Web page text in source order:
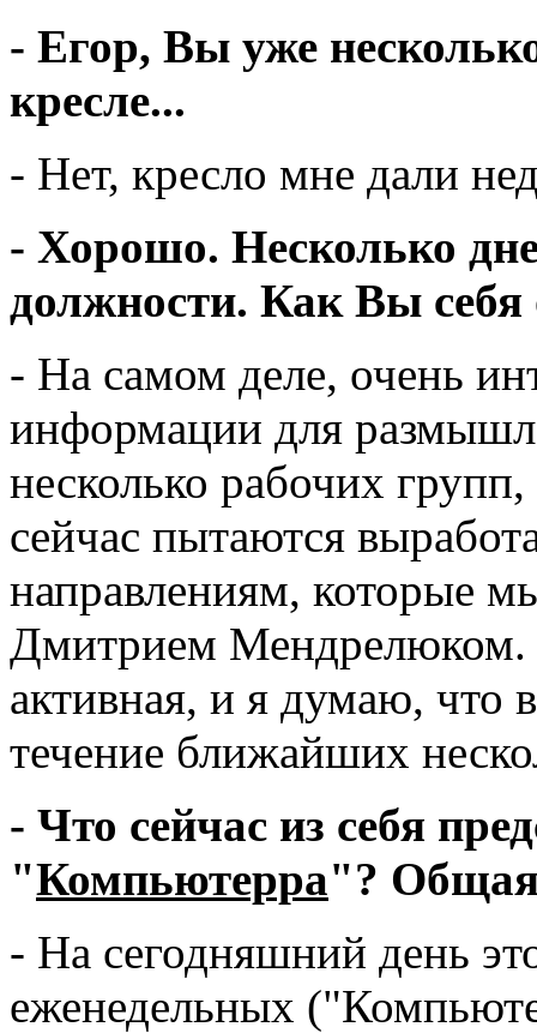
- Егор, Вы уже
кресле...
- Нет, кресло мне дали
- Хорошо. Несколько
должности. Как Вы
- На самом деле, очень
информации для
несколько рабочих
сейчас пытаются
направлениям, которые
Дмитрием Мендрелюком.
активная, и я думаю, что
течение ближайших
- Что сейчас из себя
"Компьютерра"?
- На сегодняшний день
еженедельных